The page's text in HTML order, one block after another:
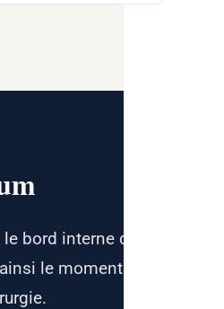
bord interne du
le moment